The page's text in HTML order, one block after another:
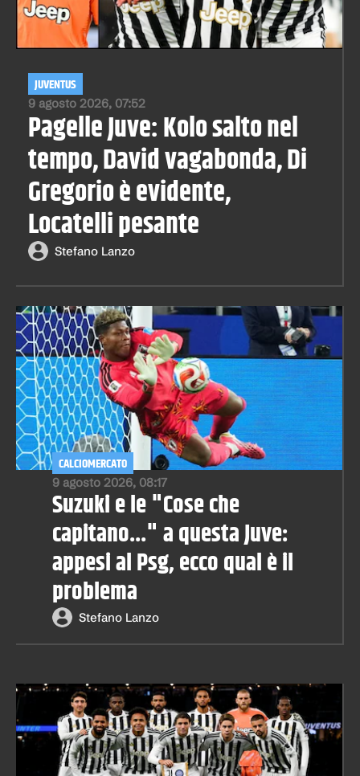
9 agosto 2026, 07:52
JUVENTUS
Pagelle Juve: Kolo salto nel
tempo, David vagabonda, Di
Gregorio è evidente,
Locatelli pesante
Stefano Lanzo
9 agosto 2026, 08:17
CALCIOMERCATO
Suzuki e le "Cose che
capitano..." a questa Juve:
appesi al Psg, ecco qual è il
problema
Stefano Lanzo